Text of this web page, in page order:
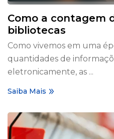
Como a contagem
bibliotecas
Como vivemos em uma
quantidades de
eletronicamente, as ...
Saiba Mais